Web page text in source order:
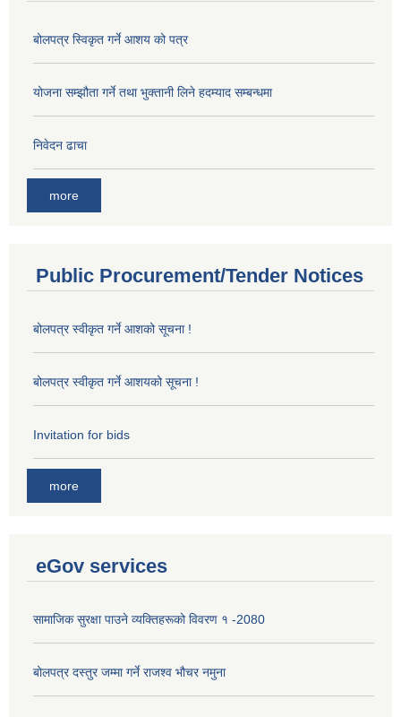
बोलपत्र स्विकृत गर्ने आशय को पत्र
योजना सम्झौता गर्ने तथा भुक्तानी लिने हदम्याद सम्बन्धमा
निवेदन ढाचा
more
Public Procurement/Tender Notices
बोलपत्र स्वीकृत गर्ने आशको सूचना !
बोलपत्र स्वीकृत गर्ने आशयको सूचना !
Invitation for bids
more
eGov services
सामाजिक सुरक्षा पाउने व्यक्तिहरूको विवरण १ -2080
बोलपत्र दस्तुर जम्मा गर्ने राजश्व भौचर नमुना